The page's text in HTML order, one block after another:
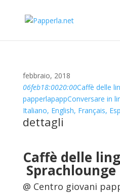
febbraio, 2018
06feb18:0020:00Caffè delle
papperlapappConversare in
Italiano, English, Français,
dettagli
Caffè delle
Sprachlounge
@ Centro giovani